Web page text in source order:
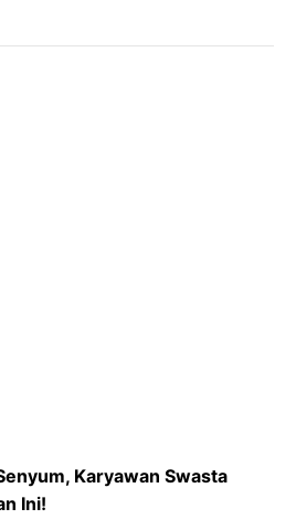
Karyawan Swasta
Ini!